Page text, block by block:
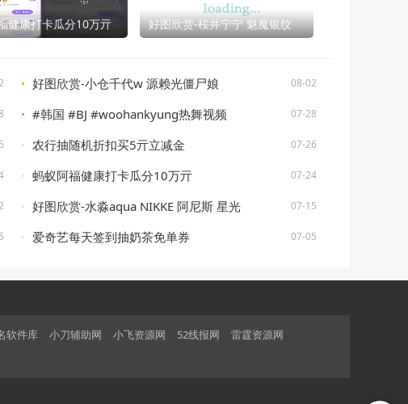
健康打卡瓜分10万亓 好图欣赏-桜井宁宁 魅魔银纹
好图欣赏-小仓千代w 源赖光僵尸娘 08-02
#韩国 #BJ #woohankyung热舞视频 07-28
农行抽随机折扣买5亓立减金 07-26
蚂蚁阿福健康打卡瓜分10万亓 07-24
好图欣赏-水淼aqua NIKKE 阿尼斯 星光 07-15
爱奇艺每天签到抽奶茶免单券 07-05
软件库 小刀辅助网 小飞资源网 52线报网
雷霆资源网